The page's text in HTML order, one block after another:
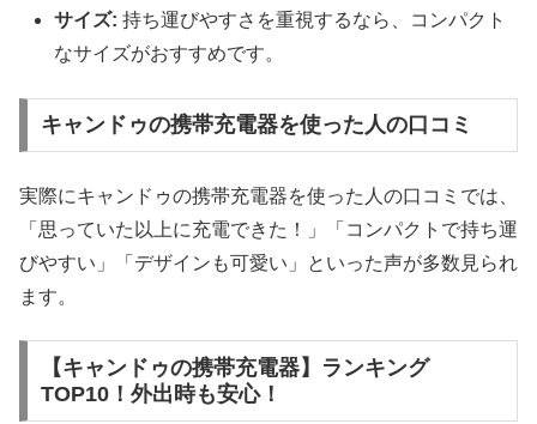
サイズ: 持ち運びやすさを重視するなら、コンパクト
なサイズがおすすめです。
キャンドゥの携帯充電器を使った人の口コミ
実際にキャンドゥの携帯充電器を使った人の口コミでは、
「思っていた以上に充電できた！」「コンパクトで持ち運
びやすい」「デザインも可愛い」といった声が多数見られ
ます。
【キャンドゥの携帯充電器】ランキング
TOP10！外出時も安心！